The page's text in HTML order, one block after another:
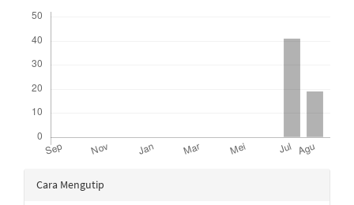
Rincian
Cara Mengutip